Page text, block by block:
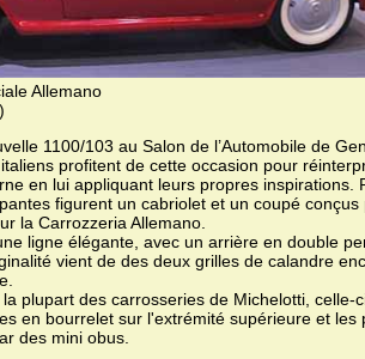
Allemano
)
1100/103 au Salon de l’Automobile de
profitent de cette occasion pour
en lui appliquant leurs propres inspirations.
figurent un cabriolet et un coupé conçus
la Carrozzeria Allemano.
ligne élégante, avec un arrière en double
vient de des deux grilles de calandre
plupart des carrosseries de Michelotti, celle-
en bourrelet sur l'extrémité supérieure et les
des mini obus.